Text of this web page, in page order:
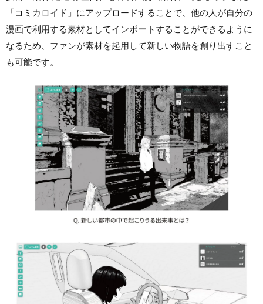
「コミカロイド」にアップロードすることで、他の人が自分の
漫画で利用する素材としてインポートすることができるように
なるため、ファンが素材を起用して新しい物語を創り出すこと
も可能です。